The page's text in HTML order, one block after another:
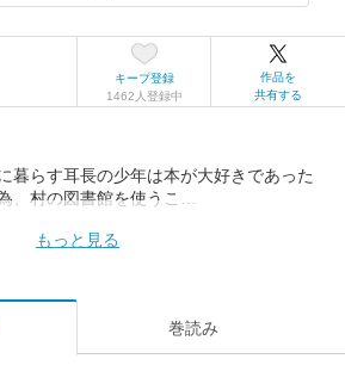
キープ登録
1462人登録中
作品を
共有する
暮らす耳長の少年は本が大好きであった
、村の図書館を使うこ…
もっと見る
巻読み